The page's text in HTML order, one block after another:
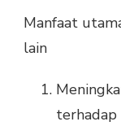
Manfaat
lain
terhadap